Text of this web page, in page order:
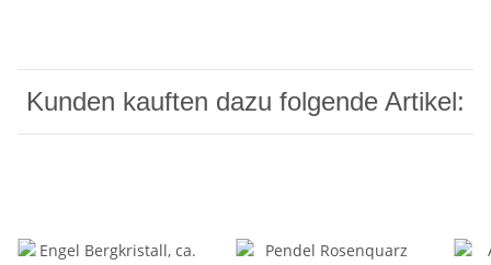
Kunden kauften dazu folgende Artikel: